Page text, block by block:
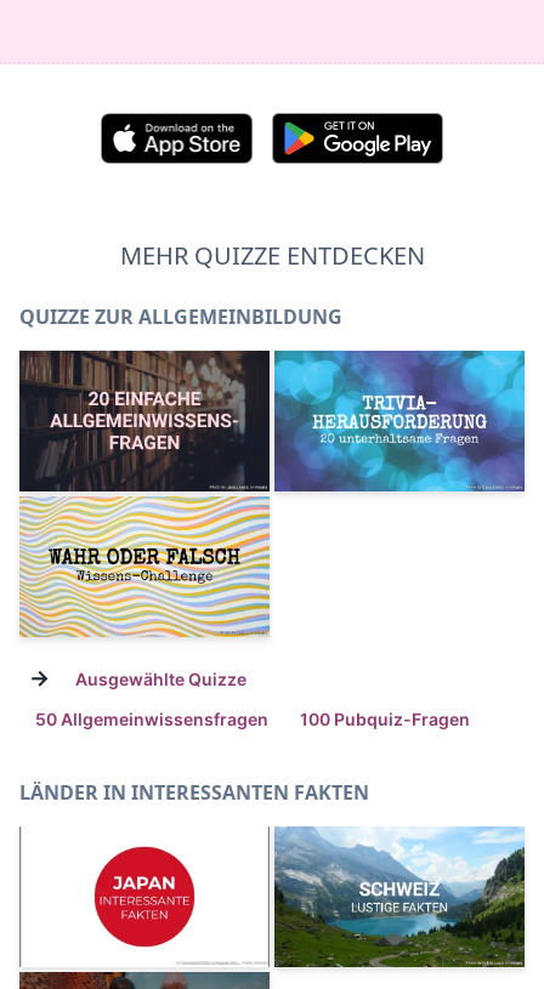
MEHR QUIZZE ENTDECKEN
QUIZZE ZUR ALLGEMEINBILDUNG
→
Ausgewählte Quizze
50 Allgemeinwissensfragen
100 Pubquiz-Fragen
LÄNDER IN INTERESSANTEN FAKTEN